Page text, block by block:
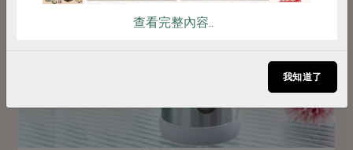
查看完整內容..
我知道了